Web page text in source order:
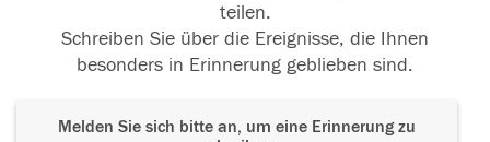
teilen.
Schreiben Sie über die Ereignisse, die Ihnen
besonders in Erinnerung geblieben sind.
Melden Sie sich bitte an, um eine Erinnerung zu